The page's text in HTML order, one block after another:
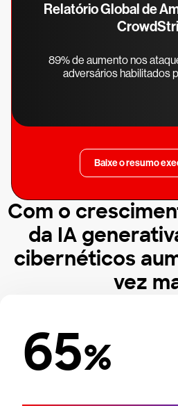
Relatório Global de
89% de aumento nos
adversários habilitados
Baixe o resumo
Com o
da IA
cibernéticos
vez
65%